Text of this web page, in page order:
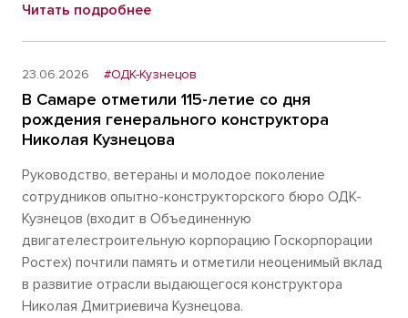
Читать подробнее
23.06.2026 #ОДК-Кузнецов
В Самаре отметили 115-летие со дня
рождения генерального конструктора
Николая Кузнецова
Руководство, ветераны и молодое поколение
сотрудников опытно-конструкторского бюро ОДК-
Кузнецов (входит в Объединенную
двигателестроительную корпорацию Госкорпорации
Ростех) почтили память и отметили неоценимый вклад
в развитие отрасли выдающегося конструктора
Николая Дмитриевича Кузнецова.